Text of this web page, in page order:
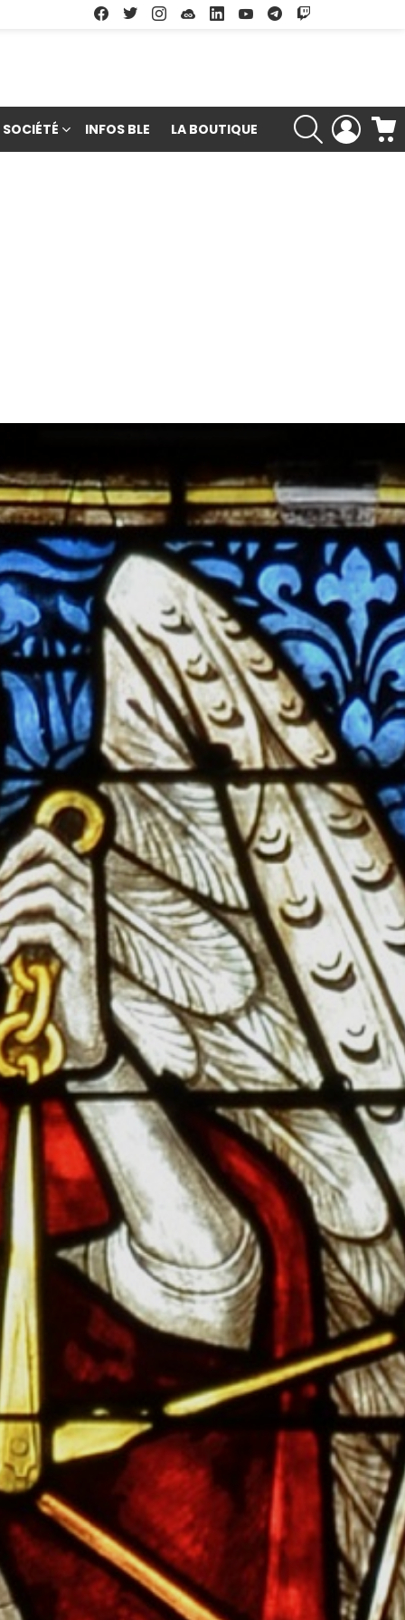
Facebook
TwitterInstagramSoundcloud
LinkedinYoutubeGoogle Play
SOCIÉTÉ INFOS BLE LA BOUTIQUE
RECHERCHE
LOGIN